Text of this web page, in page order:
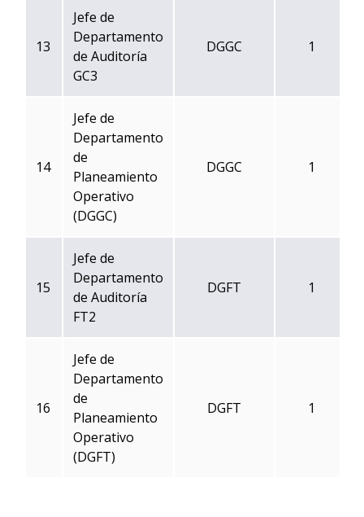
13
Jefe de
Departamento
de Auditoría
GC3
DGGC 1
14
Jefe de
Departamento
de
Planeamiento
Operativo
(DGGC)
DGGC 1
15
Jefe de
Departamento
de Auditoría
FT2
DGFT 1
16
Jefe de
Departamento
de
Planeamiento
Operativo
(DGFT)
DGFT 1